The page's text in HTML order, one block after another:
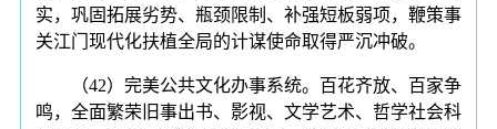
实，巩固拓展劣势、瓶颈限制、补强短板弱项，鞭策事
关江门现代化扶植全局的计谋使命取得严沉冲破。
（42）完美公共文化办事系统。百花齐放、百家争
鸣，全面繁荣旧事出书、影视、文学艺术、哲学社会科